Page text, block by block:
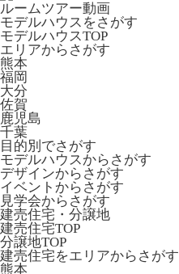
ルームツアー動画
モデルハウスをさがす
モデルハウスTOP
エリアからさがす
熊本
福岡
大分
佐賀
鹿児島
千葉
目的別でさがす
モデルハウスからさがす
デザインからさがす
イベントからさがす
見学会からさがす
建売住宅・分譲地
建売住宅TOP
分譲地TOP
建売住宅をエリアからさがす
熊本